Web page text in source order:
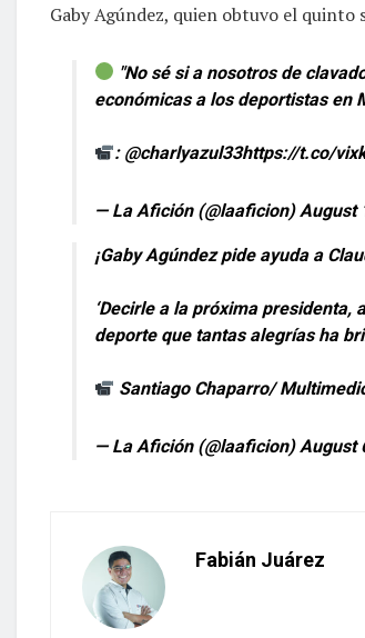
Gaby Agúndez, quien obtuvo el
"No sé si a nosotros de
económicas a los deportistas en
: @charlyazul33https://t.co/
— La Afición (@laaficion) August
¡Gaby Agúndez pide ayuda a
‘Decirle a la próxima
deporte que tantas alegrías ha
Santiago Chaparro/
— La Afición (@laaficion) August
Fabián Juárez